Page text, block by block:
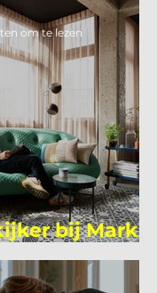
bij Mark
om te lezen